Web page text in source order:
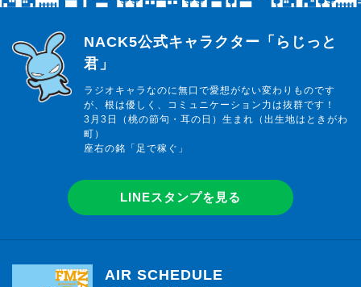
らじっと君
NACK5公式キャラクター「らじっと
君」
ラジオキャラなのに無口で愛想がない変わりものです
が、根は優しく、コミュニケーション力は抜群です！
3月3日（桃の節句・耳の日）生まれ（出生地はときがわ
町）
座右の銘「足で稼ぐ」
LINEスタンプを見る
AIR SCHEDULE